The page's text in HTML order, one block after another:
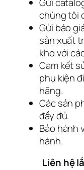
chúng tôi
Gửi báo
sản xuất
kho với
Cam kết
phụ kiện
hãng.
Các sản
đầy đủ.
Bảo hành
hành.
Liên hệ